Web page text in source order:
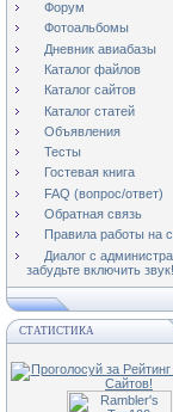
Форум
Фотоальбомы
Дневник авиабазы
Каталог файлов
Каталог сайтов
Каталог статей
Объявления
Тесты
Гостевая книга
FAQ (вопрос/ответ)
Обратная связь
Правила работы на
Диалог с
забудьте включить звук!
СТАТИСТИКА